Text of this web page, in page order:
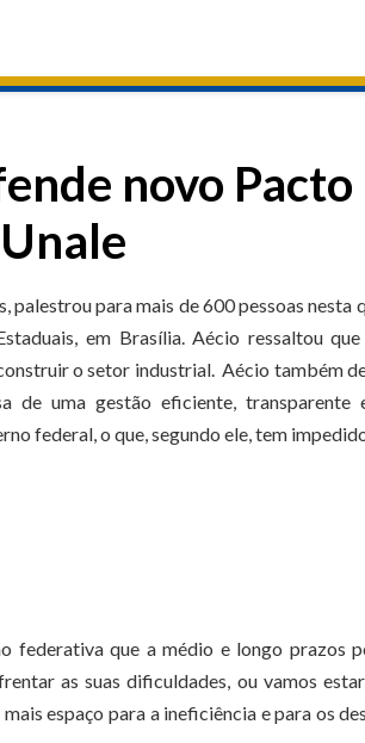
novo
palestrou para mais de 600 pessoas
em Brasília. Aécio ressaltou
o setor industrial. Aécio também
de uma gestão eficiente,
federal, o que, segundo ele, tem
federativa que a médio e longo prazos
as suas dificuldades, ou vamos
espaço para a ineficiência e para os